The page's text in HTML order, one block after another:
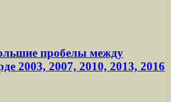
пробелы между
2003, 2007, 2010, 2013, 2016